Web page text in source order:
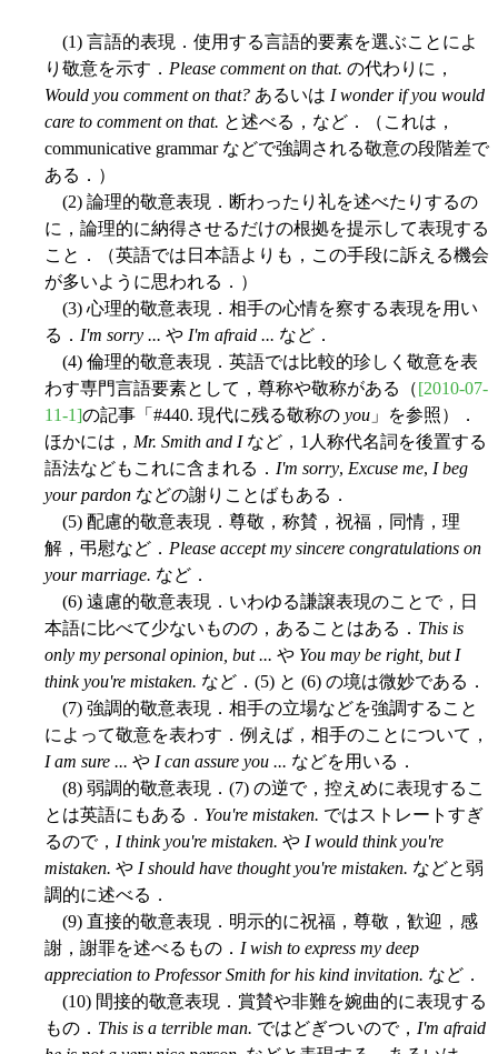
(1) 言語的表現．使用する言語的要素を選ぶことによ
り敬意を示す． Please comment on that. の代わりに，
Would you comment on that? あるいは I wonder if you would
care to comment on that. と述べる，など．（これは，
communicative grammar などで強調される敬意の段階差で
ある．）
(2) 論理的敬意表現．断わったり礼を述べたりするの
に，論理的に納得させるだけの根拠を提示して表現する
こと．（英語では日本語よりも，この手段に訴える機会
が多いように思われる．）
(3) 心理的敬意表現．相手の心情を察する表現を用い
る． I'm sorry ... や I'm afraid ... など．
(4) 倫理的敬意表現．英語では比較的珍しく敬意を表
わす専門言語要素として，尊称や敬称がある（[2010-07-
11-1]の記事「#440. 現代に残る敬称の you 」を参照）．
ほかには， Mr. Smith and Iなど，1人称代名詞を後置する
語法などもこれに含まれる． I'm sorry, Excuse me, I beg
your pardon などの謝りことばもある．
(5) 配慮的敬意表現．尊敬，称賛，祝福，同情，理
解，弔慰など． Please accept my sincere congratulations on
your marriage. など．
(6) 遠慮的敬意表現．いわゆる謙譲表現のことで，日
本語に比べて少ないものの，あることはある． This is
only my personal opinion, but ... や You may be right, but I
think you're mistaken. など．(5) と (6) の境は微妙である．
(7) 強調的敬意表現．相手の立場などを強調すること
によって敬意を表わす．例えば，相手のことについて，
I am sure ... や I can assure you ... などを用いる．
(8) 弱調的敬意表現．(7) の逆で，控えめに表現するこ
とは英語にもある． You're mistaken. ではストレートすぎ
るので， I think you're mistaken. や I would think you're
mistaken. や I should have thought you're mistaken. などと弱
調的に述べる．
(9) 直接的敬意表現．明示的に祝福，尊敬，歓迎，感
謝，謝罪を述べるもの． I wish to express my deep
appreciation to Professor Smith for his kind invitation. など．
(10) 間接的敬意表現．賞賛や非難を婉曲的に表現する
もの． This is a terrible man. ではどぎついので， I'm afraid